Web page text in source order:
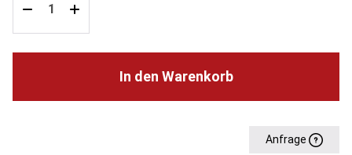
In den Warenkorb
Anfrage